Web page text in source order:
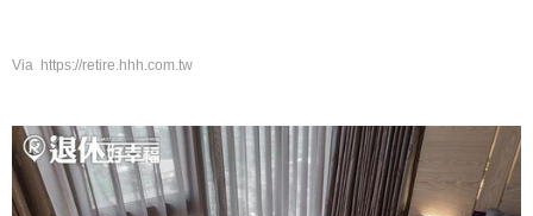
Via https://retire.hhh.com.tw